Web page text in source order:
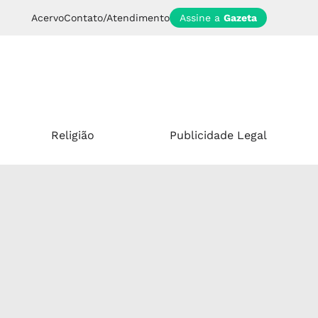
AcervoContato/Atendimento Assine a Gazeta
Religião Publicidade Legal